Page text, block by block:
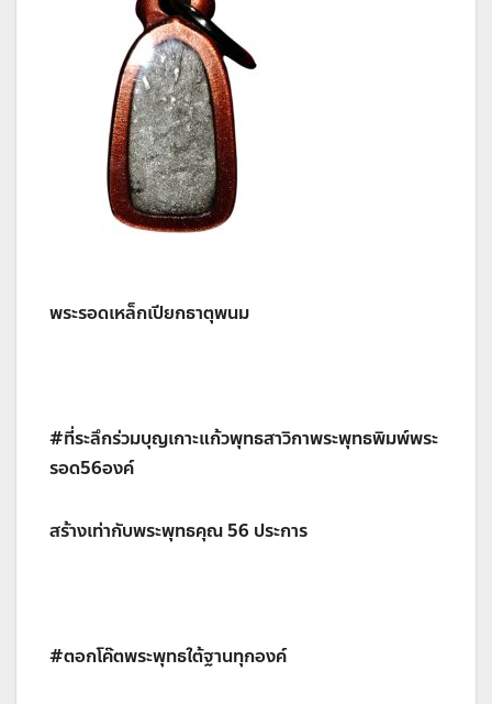
พระรอดเหล็กเปียกธาตุพนม
#ที่ระลึกร่วมบุญเกาะแก้วพุทธสาวิกาพระพุทธพิมพ์พระ
รอด56องค์
สร้างเท่ากับพระพุทธคุณ 56 ประการ
#ตอกโค๊ตพระพุทธใต้ฐานทุกองค์